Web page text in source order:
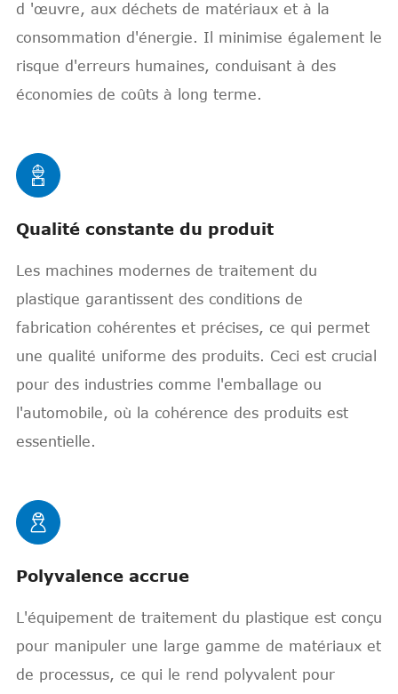
d 'œuvre, aux déchets de matériaux et à la
consommation d'énergie. Il minimise également le
risque d'erreurs humaines, conduisant à des
économies de coûts à long terme.

Qualité constante du produit
Les machines modernes de traitement du
plastique garantissent des conditions de
fabrication cohérentes et précises, ce qui permet
une qualité uniforme des produits. Ceci est crucial
pour des industries comme l'emballage ou
l'automobile, où la cohérence des produits est
essentielle.

Polyvalence accrue
L'équipement de traitement du plastique est conçu
pour manipuler une large gamme de matériaux et
de processus, ce qui le rend polyvalent pour